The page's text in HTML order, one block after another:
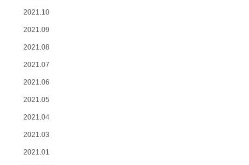
2021.10
2021.09
2021.08
2021.07
2021.06
2021.05
2021.04
2021.03
2021.01